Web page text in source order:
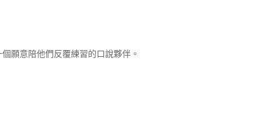
願意陪他們反覆練習的口說夥伴。